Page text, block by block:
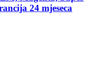
24 mjeseca